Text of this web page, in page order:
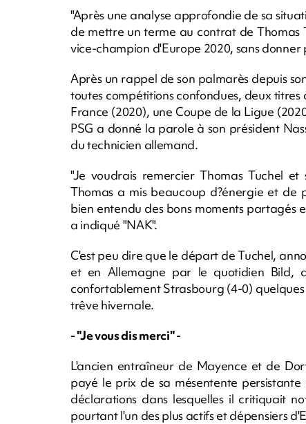
"Après une analyse approfondie de sa
de mettre un terme au contrat de
vice-champion d'Europe 2020, sans donner
Après un rappel de son palmarès depuis
toutes compétitions confondues, deux
France (2020), une Coupe de la Ligue
PSG a donné la parole à son président
du technicien allemand.
"Je voudrais remercier Thomas Tuchel
Thomas a mis beaucoup d?énergie et de
bien entendu des bons moments partagés
a indiqué "NAK".
C'est peu dire que le départ de Tuchel,
et en Allemagne par le quotidien Bild,
confortablement Strasbourg (4-0)
trêve hivernale.
- "Je vous dis merci" -
L'ancien entraîneur de Mayence et de
payé le prix de sa mésentente
déclarations dans lesquelles il critiquait
pourtant l'un des plus actifs et dépensiers